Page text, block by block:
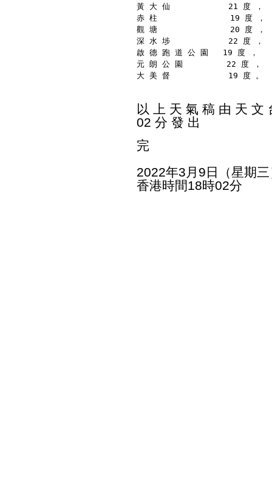
黃 大 仙            21 度 ，
赤 柱               19 度 ，
觀 塘               20 度 ，
深 水 埗            22 度 ，
啟 德 跑 道 公 園   19 度 ，
元 朗 公 園         22 度 ，
大 美 督            19 度 。
以 上 天 氣 稿 由 天 文
02 分 發 出
完
2022年3月9日（星期
香港時間18時02分